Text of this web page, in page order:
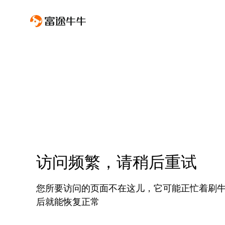
访问频繁，请稍后重试
您所要访问的页面不在这儿，它可能正忙着刷
后就能恢复正常